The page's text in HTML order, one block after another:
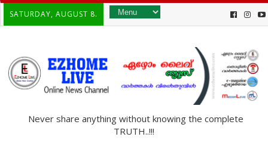
SATURDAY, AUGUST 8.
Never share anything without knowing the complete
TRUTH..!!!